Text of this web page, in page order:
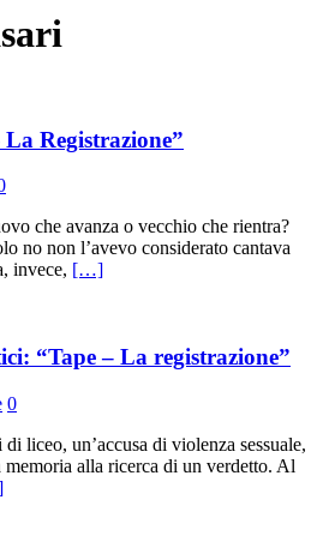
La Registrazione”
che avanza o vecchio che rientra?
no non l’avevo considerato cantava
invece, […]
“Tape – La registrazione”
0
liceo, un’accusa di violenza sessuale,
memoria alla ricerca di un verdetto. Al